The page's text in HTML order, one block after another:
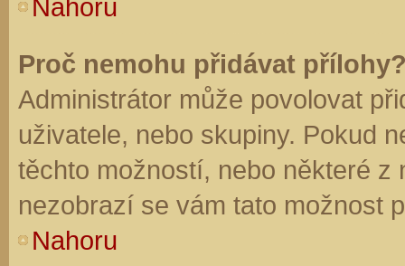
Nahoru
Proč nemohu přidávat
Administrátor může povolovat
uživatele, nebo skupiny. Pokud
těchto možností, nebo některé z
nezobrazí se vám tato možnost
Nahoru